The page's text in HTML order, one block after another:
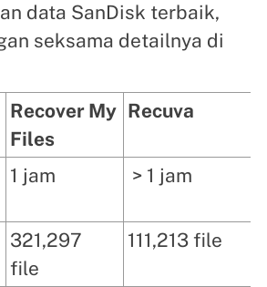
data SanDisk terbaik,
seksama detailnya di
Recover My
Files
Recuva
1 jam > 1 jam
321,297
file
111,213 file